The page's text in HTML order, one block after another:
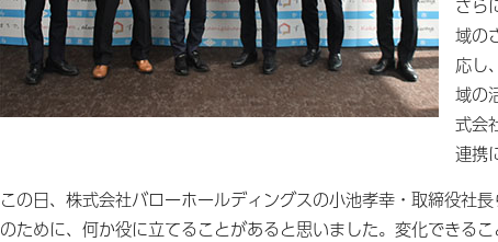
域の
応し
域の
式会
連携
この日、株式会社バローホールディングスの小池孝幸・取締役社
のために、何か役に立てることがあると思いました。変化できる